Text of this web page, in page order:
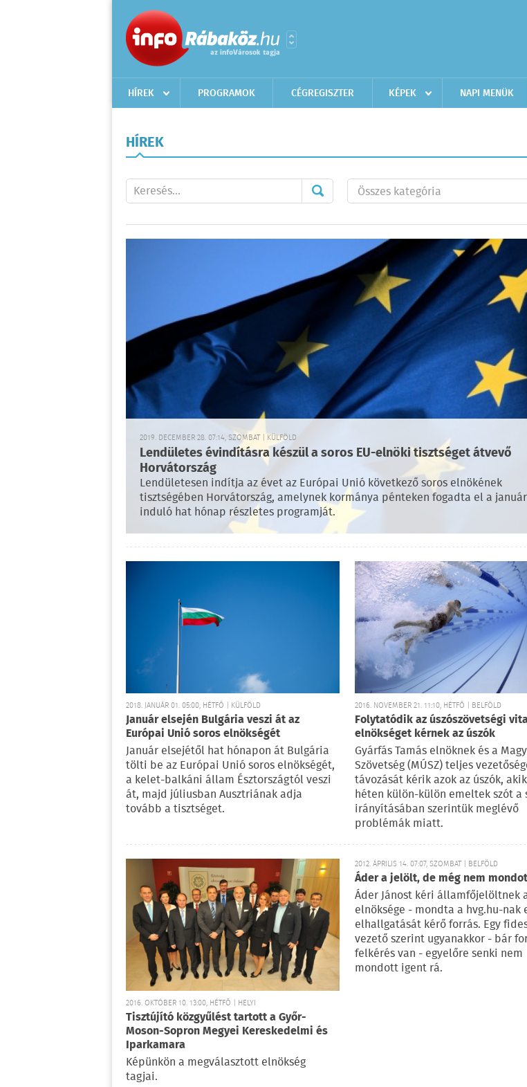
HÍREK PROGRAMOK CÉGREGISZTER KÉPEK NAPI MENÜK
HÍREK
2019. DECEMBER 28. 07:14, SZOMBAT | KÜLFÖLD
Lendületes évindításra készül a soros EU-elnöki tisztséget átvevő
Horvátország
Lendületesen indítja az évet az Európai Unió következő soros elnökének
tisztségében Horvátország, amelynek kormánya pénteken fogadta el a
induló hat hónap részletes programját.
2018. JANUÁR 01. 05:00, HÉTFŐ | KÜLFÖLD
Január elsején Bulgária veszi át az
Európai Unió soros elnökségét
Január elsejétől hat hónapon át Bulgária
tölti be az Európai Unió soros elnökségét,
a kelet-balkáni állam Észtországtól veszi
át, majd júliusban Ausztriának adja
tovább a tisztséget.
2016. NOVEMBER 21. 11:10, HÉTFŐ | BELFÖLD
Folytatódik az úszószövetségi
elnökséget kérnek az úszók
Gyárfás Tamás elnöknek és a
Szövetség (MÚSZ) teljes
távozását kérik azok az úszók,
héten külön-külön emeltek szót a
irányításában szerintük meglévő
problémák miatt.
2016. OKTÓBER 10. 13:00, HÉTFŐ | HELYI
Tisztújító közgyűlést tartott a Győr-
Moson-Sopron Megyei Kereskedelmi és
Iparkamara
Képünkön a megválasztott elnökség
tagjai.
2012. ÁPRILIS 14. 07:07, SZOMBAT | BELFÖLD
Áder a jelölt, de még nem
Áder Jánost kéri államfőjelöltnek
elnöksége - mondta a hvg.hu-nak
elhallgatását kérő forrás. Egy
vezető szerint ugyanakkor - bár
felkérés van - egyelőre senki nem
mondott igent rá.